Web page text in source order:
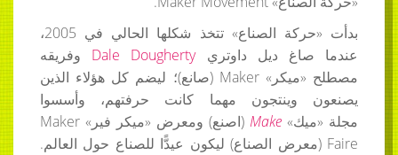
بدأت «حركة الصناع» تتخذ شكلها الحالي في 2005،
عندما صاغ ديل داوتريDale Dougherty وفريقه
مصطلح «ميكر»Maker (صانع)؛ ليضم كل هؤلاء الذين
يصنعون وينتجون مهما كانت حرفتهم، وأسسوا
مجلة «ميك» Make (اصنع) ومعرض «ميكر فير» Maker
Faire
)معرض الصناع) ليكون عيدًّا للصناع حول العالم.